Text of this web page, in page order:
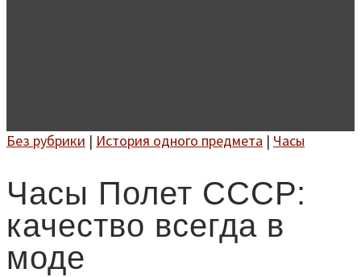
Без рубрики | История одного предмета | Часы
Часы Полет СССР:
качество всегда в
моде